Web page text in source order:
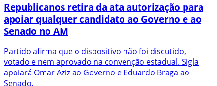
Republicanos retira da ata autorização para
apoiar qualquer candidato ao Governo e ao
Senado no AM
Partido afirma que o dispositivo não foi discutido,
votado e nem aprovado na convenção estadual. Sigla
apoiará Omar Aziz ao Governo e Eduardo Braga ao
Senado.